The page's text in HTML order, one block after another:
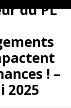
du PL
! –
2025